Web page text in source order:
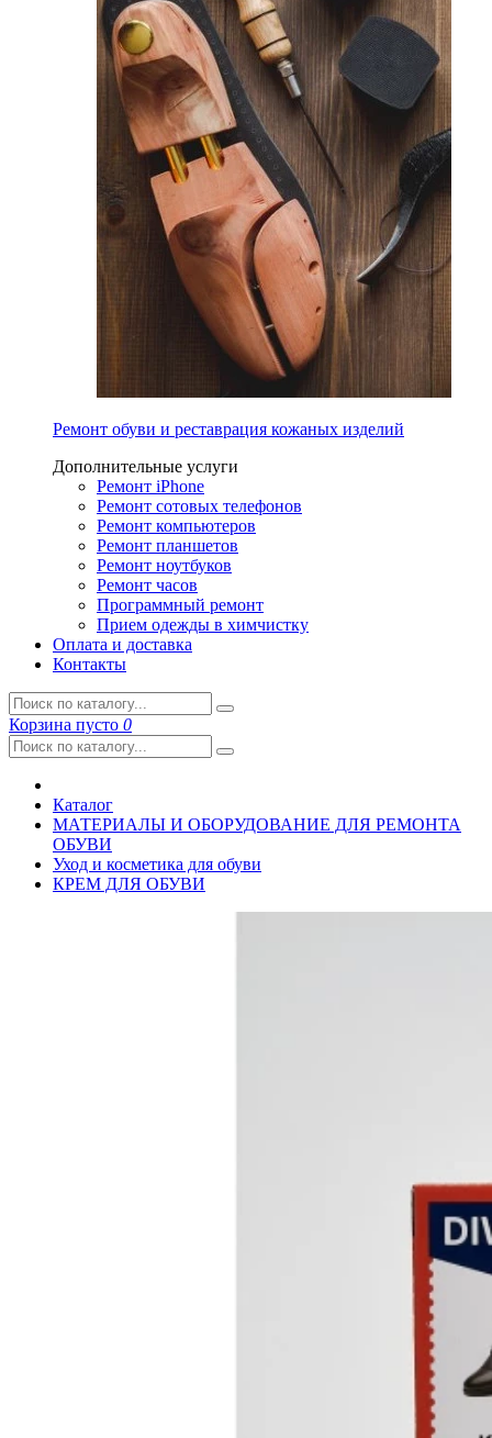
Ремонт обуви и реставрация кожаных изделий
Дополнительные услуги
Ремонт iPhone
Ремонт сотовых телефонов
Ремонт компьютеров
Ремонт планшетов
Ремонт ноутбуков
Ремонт часов
Программный ремонт
Прием одежды в химчистку
Оплата и доставка
Контакты
Корзина пусто 0
Каталог
МАТЕРИАЛЫ И ОБОРУДОВАНИЕ ДЛЯ РЕМОНТА
ОБУВИ
Уход и косметика для обуви
КРЕМ ДЛЯ ОБУВИ